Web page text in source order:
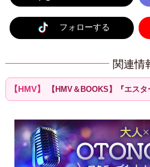
フォローする
関連情
【HMV＆BOOKS】『エス